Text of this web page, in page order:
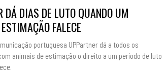
DÁ DIAS DE LUTO QUANDO UM
FALECE
portuguesa UPPartner dá a todos os
animais de estimação o direito a um período de luto